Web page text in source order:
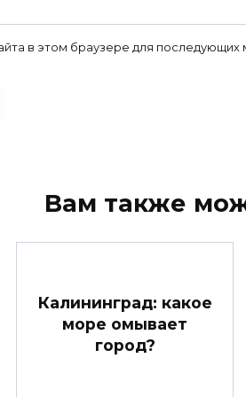
в этом браузере для последующих
Вам также
Калининград: какое
море омывает
город?